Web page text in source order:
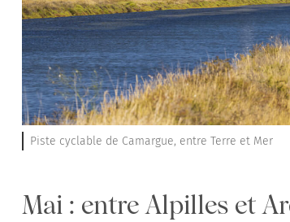
Piste cyclable de Camargue, entre Terre et Mer
Mai : entre Alpilles et